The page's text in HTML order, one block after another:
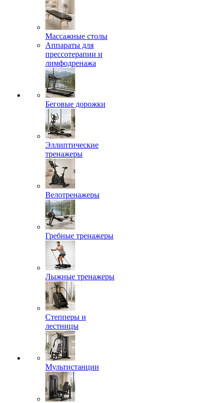
Массажные столы
Аппараты для
прессотерапии и
лимфодренажа
Беговые дорожки
Эллиптические
тренажеры
Велотренажеры
Гребные тренажеры
Лыжные тренажеры
Степперы и
лестницы
Мультистанции